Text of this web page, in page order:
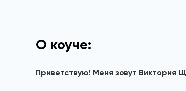
О коуче:
Приветствую! Меня зовут Виктория